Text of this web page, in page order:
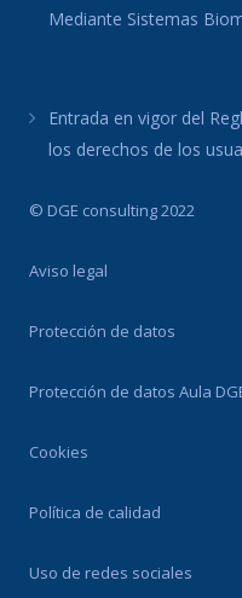
Mediante Sistemas
Entrada en vigor del
los derechos de los
© DGE consulting 2022
Aviso legal
Protección de datos
Protección de datos Aula
Cookies
Política de calidad
Uso de redes sociales